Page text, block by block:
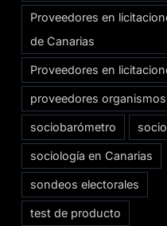
Proveedores en
de Canarias
Proveedores en
proveedores
sociobarómetro
sociología en Canarias
sondeos electorales
test de producto